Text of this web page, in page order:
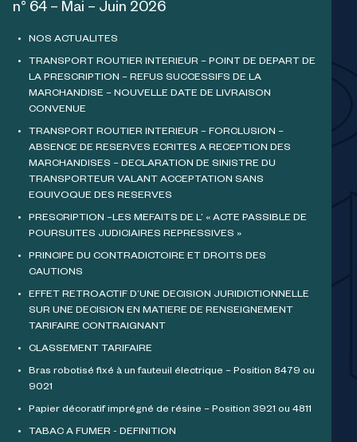
n° 64 – Mai – Juin 2026
NOS ACTUALITES
TRANSPORT ROUTIER INTERIEUR – POINT DE DEPART DE
LA PRESCRIPTION – REFUS SUCCESSIFS DE LA
MARCHANDISE – NOUVELLE DATE DE LIVRAISON
CONVENUE
TRANSPORT ROUTIER INTERIEUR – FORCLUSION –
ABSENCE DE RESERVES ECRITES A RECEPTION DES
MARCHANDISES – DECLARATION DE SINISTRE DU
TRANSPORTEUR VALANT ACCEPTATION SANS
EQUIVOQUE DES RESERVES
PRESCRIPTION –LES MEFAITS DE L’ « ACTE PASSIBLE DE
POURSUITES JUDICIAIRES REPRESSIVES »
PRINCIPE DU CONTRADICTOIRE ET DROITS DES
CAUTIONS
EFFET RETROACTIF D’UNE DECISION JURIDICTIONNELLE
SUR UNE DECISION EN MATIERE DE RENSEIGNEMENT
TARIFAIRE CONTRAIGNANT
CLASSEMENT TARIFAIRE
Bras robotisé fixé à un fauteuil électrique – Position 8479 ou
9021
Papier décoratif imprégné de résine – Position 3921 ou 4811
TABAC A FUMER - DEFINITION